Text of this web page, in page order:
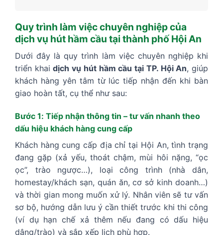
Quy trình làm việc chuyên nghiệp của
dịch vụ hút hầm cầu tại thành phố Hội An
Dưới đây là quy trình làm việc chuyên nghiệp khi
triển khaidịch vụ hút hầm cầu tại TP. Hội An, giúp
khách hàng yên tâm từ lúc tiếp nhận đến khi bàn
giao hoàn tất, cụ thể như sau:
Bước 1: Tiếp nhận thông tin – tư vấn nhanh theo
dấu hiệu khách hàng cung cấp
Khách hàng cung cấp địa chỉ tại Hội An, tình trạng
đang gặp (xả yếu, thoát chậm, mùi hôi nặng, “ọc
ọc”, trào ngược…), loại công trình (nhà dân,
homestay/khách sạn, quán ăn, cơ sở kinh doanh…)
và thời gian mong muốn xử lý. Nhân viên sẽ tư vấn
sơ bộ, hướng dẫn lưu ý cần thiết trước khi thi công
(ví dụ hạn chế xả thêm nếu đang có dấu hiệu
dâng/trào) và sắp xếp lịch phù hợp.